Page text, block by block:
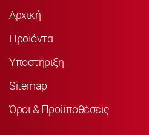
Αρχική
Προϊόντα
Υποστήριξη
Sitemap
Όροι & Προϋποθέσεις